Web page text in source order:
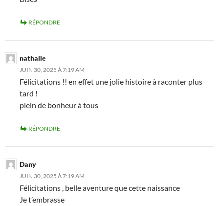
RÉPONDRE
nathalie
JUIN 30, 2025 À 7:19 AM
Félicitations !! en effet une jolie histoire à raconter plus
tard !
plein de bonheur à tous
RÉPONDRE
Dany
JUIN 30, 2025 À 7:19 AM
Félicitations , belle aventure que cette naissance
Je t’embrasse